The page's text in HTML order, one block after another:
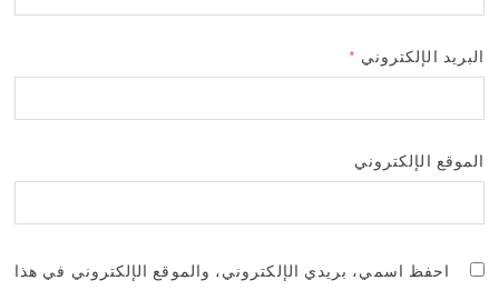
البريد الإلكتروني *
الموقع الإلكتروني
احفظ اسمي، بريدي الإلكتروني، والموقع الإلكتروني في هذا